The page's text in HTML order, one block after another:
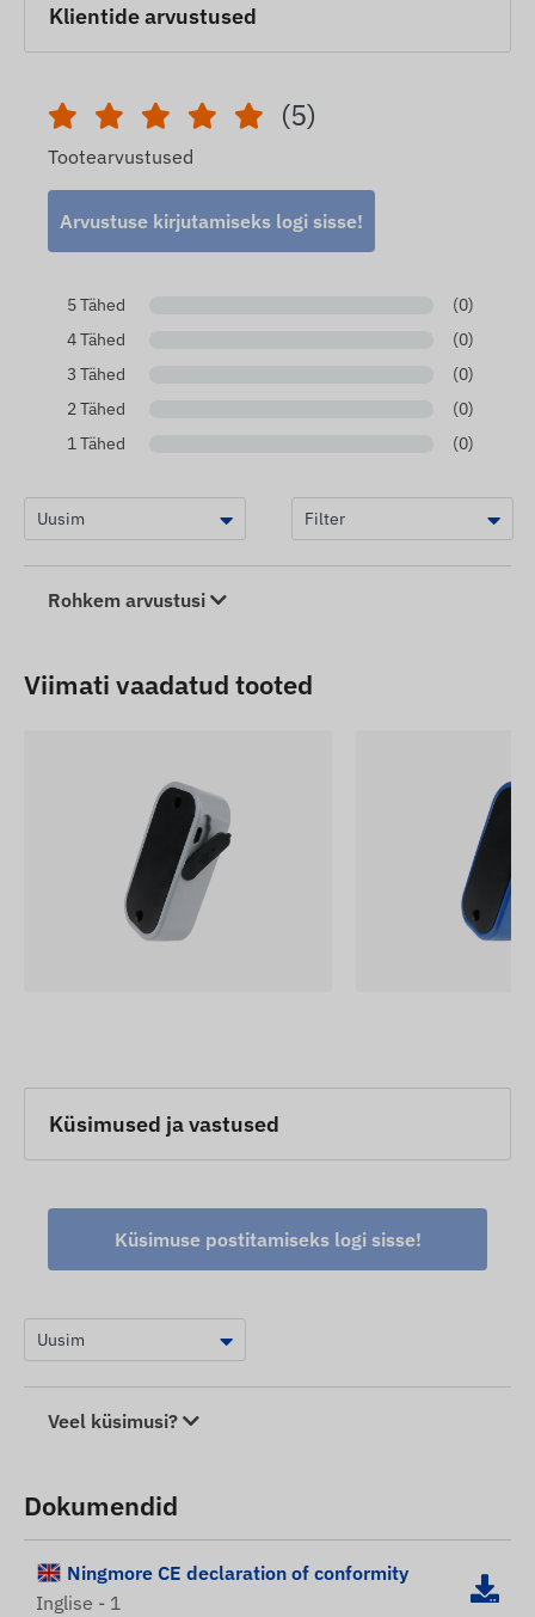
Klientide arvustused
(5)
Tootearvustused
Arvustuse kirjutamiseks logi sisse!
5 Tähed
(0)
4 Tähed
(0)
3 Tähed
(0)
2 Tähed
(0)
1 Tähed
(0)
Rohkem arvustusi
Viimati vaadatud tooted
Küsimused ja vastused
Küsimuse postitamiseks logi sisse!
Veel küsimusi?
Dokumendid
Ningmore CE declaration of conformity
Inglise - 1